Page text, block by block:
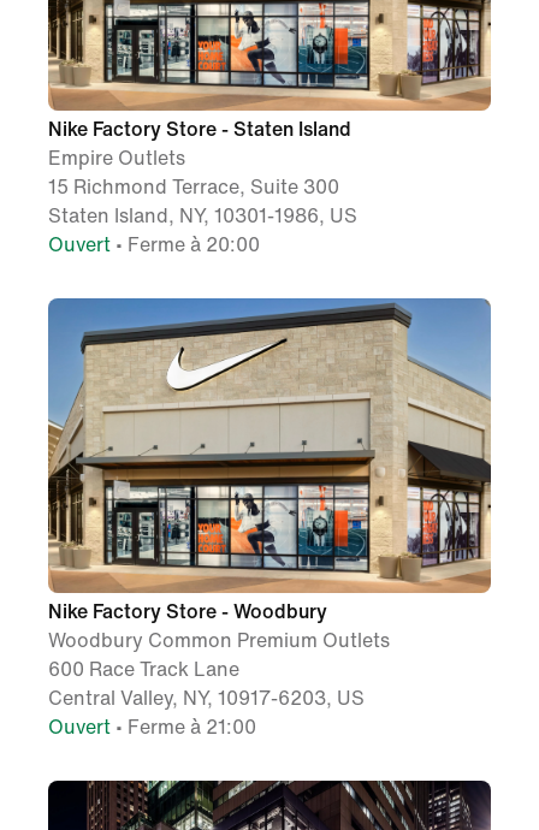
Nike Factory Store - Staten Island
Empire Outlets
15 Richmond Terrace, Suite 300
Staten Island, NY, 10301-1986, US
Ouvert • Ferme à 20:00
Nike Factory Store - Woodbury
Woodbury Common Premium Outlets
600 Race Track Lane
Central Valley, NY, 10917-6203, US
Ouvert • Ferme à 21:00